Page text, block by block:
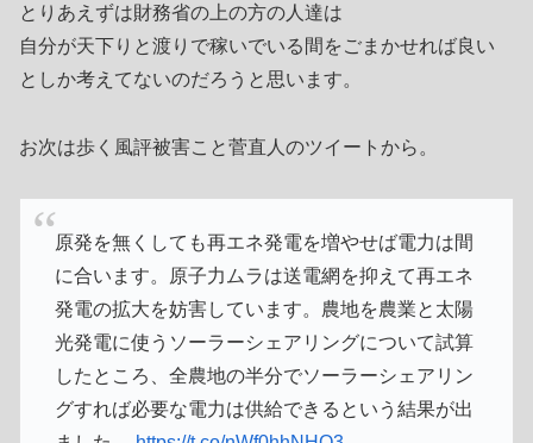
とりあえずは財務省の上の方の人達は
自分が天下りと渡りで稼いでいる間をごまかせれば良い
としか考えてないのだろうと思います。
お次は歩く風評被害こと菅直人のツイートから。
原発を無くしても再エネ発電を増やせば電力は間
に合います。原子力ムラは送電網を抑えて再エネ
発電の拡大を妨害しています。農地を農業と太陽
光発電に使うソーラーシェアリングについて試算
したところ、全農地の半分でソーラーシェアリン
グすれば必要な電力は供給できるという結果が出